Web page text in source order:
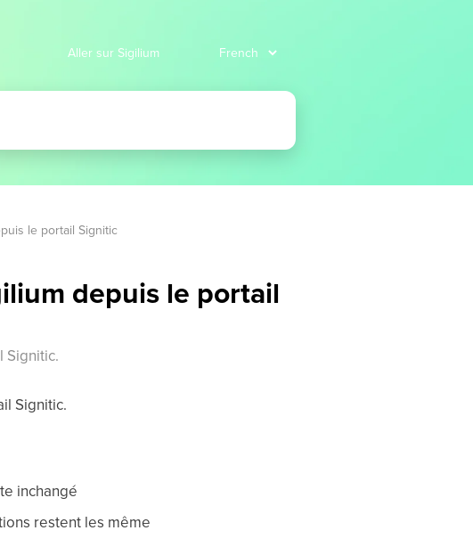
Aller sur Sigilium
le portail Signitic
depuis le portail
Signitic.
Signitic.
inchangé
restent les même